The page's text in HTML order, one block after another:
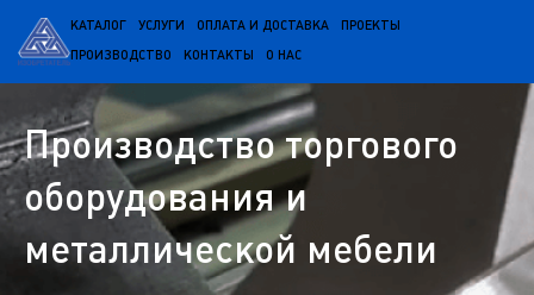
КАТАЛОГ УСЛУГИ ОПЛАТА И ДОСТАВКА ПРОЕКТЫ
ПРОИЗВОДСТВО КОНТАКТЫ О НАС
Производство торгового
оборудования и
металлической мебели